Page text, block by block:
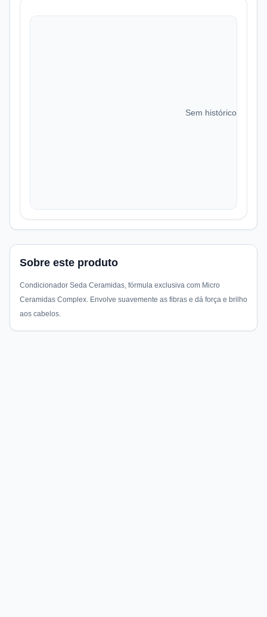
Sem histórico de
Sobre este produto
Condicionador Seda Ceramidas, fórmula exclusiva com Micro
Ceramidas Complex. Envolve suavemente as fibras e dá força e brilho
aos cabelos.